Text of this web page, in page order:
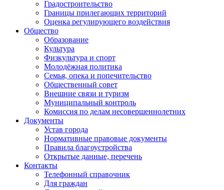
Градостроительство
Границы прилегающих территорий
Оценка регулирующего воздействия
Общество
Образование
Культура
Физкультура и спорт
Молодёжная политика
Семья, опека и попечительство
Общественный совет
Внешние связи и туризм
Муниципальный контроль
Комиссия по делам несовершеннолетних
Документы
Устав города
Нормативные правовые документы
Правила благоустройства
Открытые данные, перечень
Контакты
Телефонный справочник
Для граждан